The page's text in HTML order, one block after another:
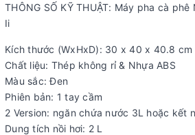
THÔNG SỐ KỸ THUẬT: Máy pha cà phê
Ii
Kích thước (WxHxD): 30 x 40 x 40.8 cm
Chất liệu: Thép không rỉ & Nhựa ABS
Màu sắc: Đen
Phiên bản: 1 tay cầm
2 Version: ngăn chứa nước 3L hoặc kết
Dung tích nồi hơi: 2 L